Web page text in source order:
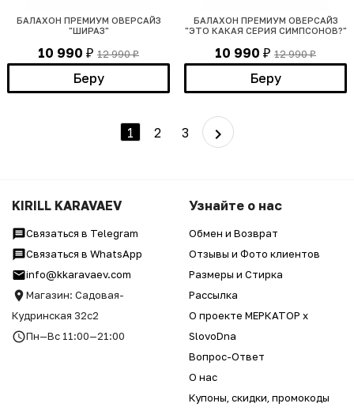
БАЛАХОН ПРЕМИУМ ОВЕРСАЙЗ
"ШИРАЗ"
10 990 ₽ 12 990₽
Беру
БАЛАХОН ПРЕМИУМ ОВЕРСАЙЗ
"ЭТО КАКАЯ СЕРИЯ СИМПСОНОВ?"
10 990 ₽ 12 990₽
Беру
1 2 3
KIRILL KARAVAEV
Связаться в Telegram
Связаться в WhatsApp
info@kkaravaev.com
Магазин: Садовая-
Кудринская 32с2
Пн—Вс 11:00—21:00
Узнайте о нас
Обмен и Возврат
Отзывы и Фото клиентов
Размеры и Стирка
Рассылка
О проекте МЕРКАТОР x
SlovoDna
Вопрос-Ответ
О нас
Купоны, скидки, промокоды